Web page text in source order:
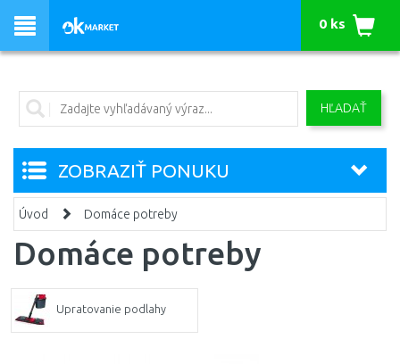
HĽADAŤ
0 ks
ZOBRAZIŤ PONUKU
Úvod Domáce potreby
Domáce potreby
Upratovanie podlahy